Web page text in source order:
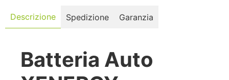
Descrizione Spedizione Garanzia
Batteria Auto